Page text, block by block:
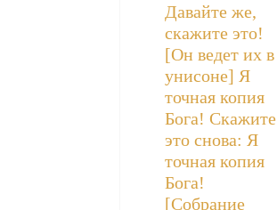
Давайте же,
скажите это!
[Он ведет их в
унисоне] Я
точная копия
Бога! Скажите
это снова: Я
точная копия
Бога!
[Собрание